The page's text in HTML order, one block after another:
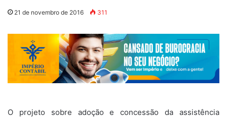
21 de novembro de 2016 311
O projeto sobre adoção e concessão da assistência